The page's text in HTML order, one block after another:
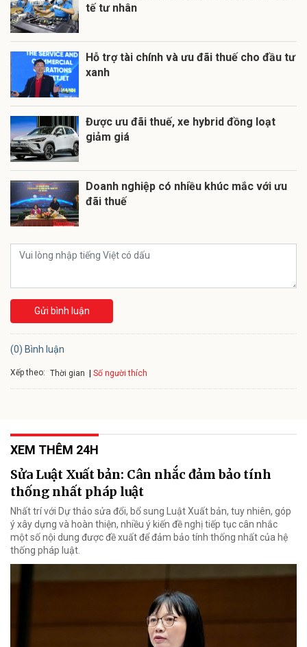
tế tư nhân
Hỗ trợ tài chính và ưu đãi thuế cho đầu tư
xanh
Được ưu đãi thuế, xe hybrid đồng loạt
giảm giá
Doanh nghiệp có nhiều khúc mắc với ưu
đãi thuế
Gửi bình luận
(0) Bình luận
Xếp theo: Thời gian Số người thích
XEM THÊM 24H
Sửa Luật Xuất bản: Cân nhắc đảm bảo tính
thống nhất pháp luật
Nhất trí với Dự thảo sửa đổi, bổ sung Luật Xuất bản, tuy nhiên, góp
ý xây dựng và hoàn thiện, nhiều ý kiến đề nghị tiếp tục cân nhắc
một số nội dung được đề xuất để đảm bảo tính thống nhất của hệ
thống pháp luật.